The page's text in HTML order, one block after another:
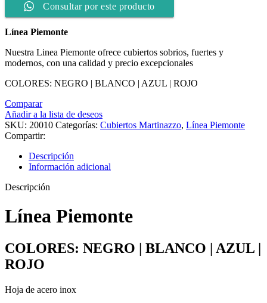
Consultar por este producto
Línea Piemonte
Nuestra Linea Piemonte ofrece cubiertos sobrios, fuertes y
modernos, con una calidad y precio excepcionales
COLORES: NEGRO | BLANCO | AZUL | ROJO
Comparar
Añadir a la lista de deseos
SKU: 20010 Categorías: Cubiertos Martinazzo, Línea Piemonte
Compartir:
Descripción
Información adicional
Descripción
Línea Piemonte
COLORES: NEGRO | BLANCO | AZUL |
ROJO
Hoja de acero inox